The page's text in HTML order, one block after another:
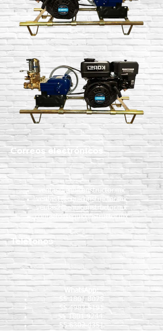
Correos electrónicos
ventas@equiconstructor.mx
ventas1@equiconstructor.mx
ventas2@equiconstructor.mx
contacto@equiconstructor.mx
Teléfonos
WhatsApp:
55 1801 8075
55 4983 5191
55 1801 9244
55 6302 4351